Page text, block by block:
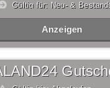
Gültig für: Neu- &
Anzeigen